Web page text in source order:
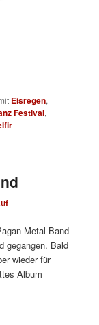
Eisregen,
Festival,
Metal-Band
gegangen. Bald
wieder für
Album